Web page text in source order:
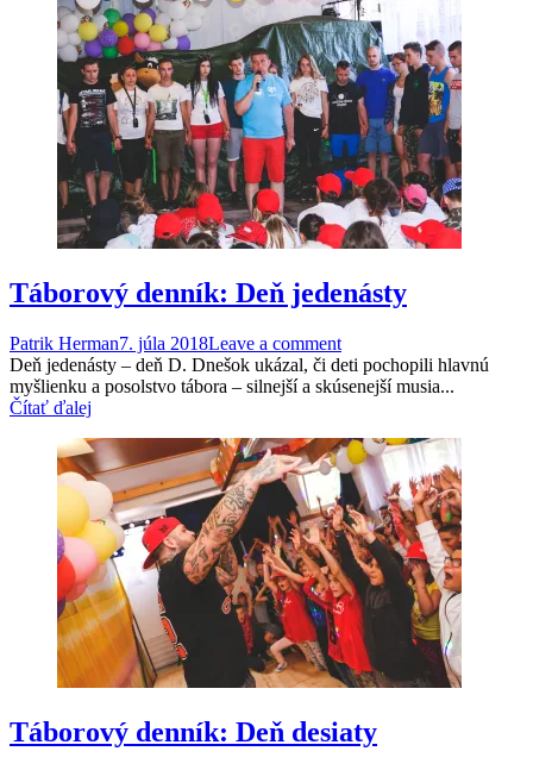
Táborový denník: Deň jedenásty
Patrik Herman7. júla 2018Leave a comment
Deň jedenásty – deň D. Dnešok ukázal, či deti pochopili hlavnú
myšlienku a posolstvo tábora – silnejší a skúsenejší musia...
Čítať ďalej
Táborový denník: Deň desiaty